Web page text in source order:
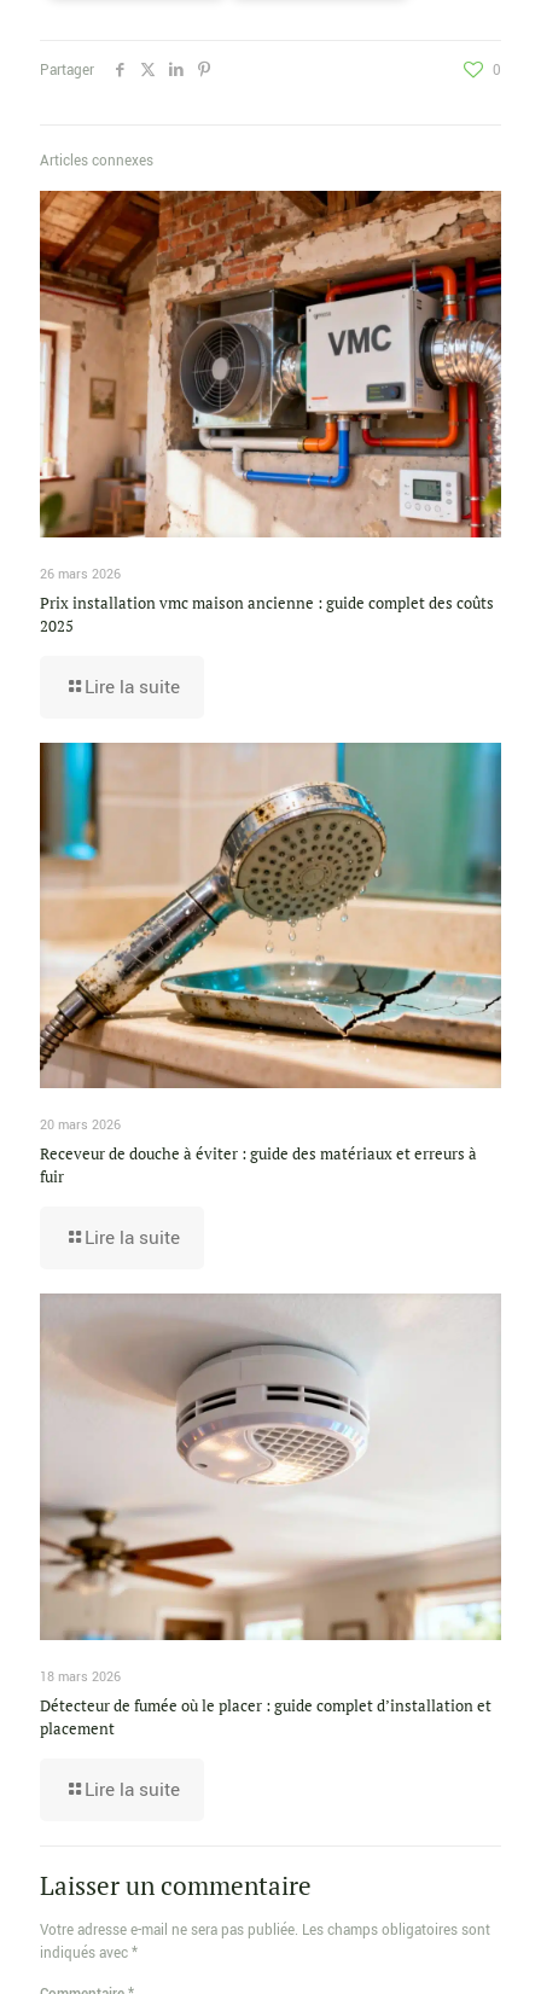
Partager 0
Articles connexes
26 mars 2026
Prix installation vmc maison ancienne : guide complet des coûts
2025
Lire la suite
20 mars 2026
Receveur de douche à éviter : guide des matériaux et erreurs à
fuir
Lire la suite
18 mars 2026
Détecteur de fumée où le placer : guide complet d’installation et
placement
Lire la suite
Laisser un commentaire
Votre adresse e-mail ne sera pas publiée. Les champs obligatoires sont
indiqués avec*